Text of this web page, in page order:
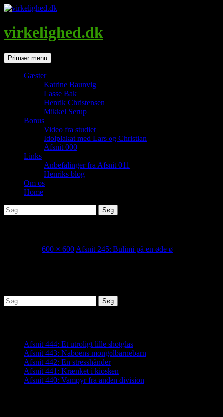
Hop
indhold
virkelighed.dk
SøgPrimær menu
Gæster
Katrine Baunvig
Lasse Bak
Henrik Christensen
Mikkel Serup
Bonus
Video fra studiet
Idolplakat med Lars og Christian
Afsnit 000
Links
Anbefalinger fra Afsnit 011
Henriks blog
Om os
Home
Søg
efter:
600 × 600 Afsnit 245: Bulimi på en øde ø
Søg
efter:
Afsnit 444: Et utroligt lille shotglas
Afsnit 443: Naboens mongolbarnebarn
Afsnit 442: En stresshånder
Afsnit 441: Krænket i kiosken
Afsnit 440: Vampyr fra anden division